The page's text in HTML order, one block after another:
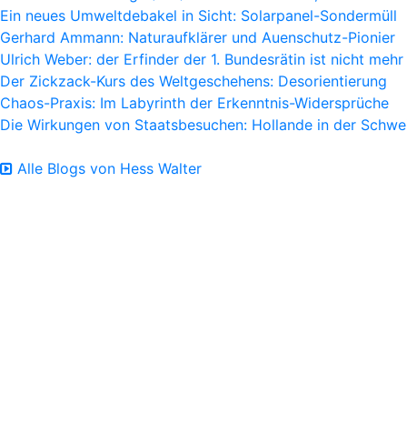
Ein neues Umweltdebakel in Sicht: Solarpanel-Sondermüll
Gerhard Ammann: Naturaufklärer und Auenschutz-Pionier
Ulrich Weber: der Erfinder der 1. Bundesrätin ist nicht mehr
Der Zickzack-Kurs des Weltgeschehens: Desorientierung
Chaos-Praxis: Im Labyrinth der Erkenntnis-Widersprüche
Die Wirkungen von Staatsbesuchen: Hollande in der
Alle Blogs von Hess Walter